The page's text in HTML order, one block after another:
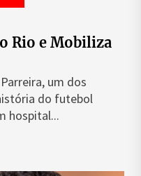
Rio e Mobiliza
um dos
do futebol
hospital...